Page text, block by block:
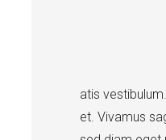
atis
et. Vivamus